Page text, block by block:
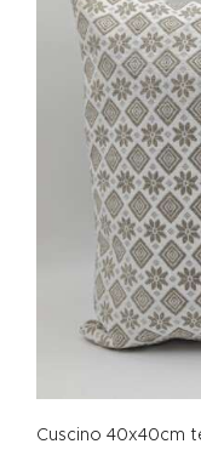
Cuscino 40x40cm